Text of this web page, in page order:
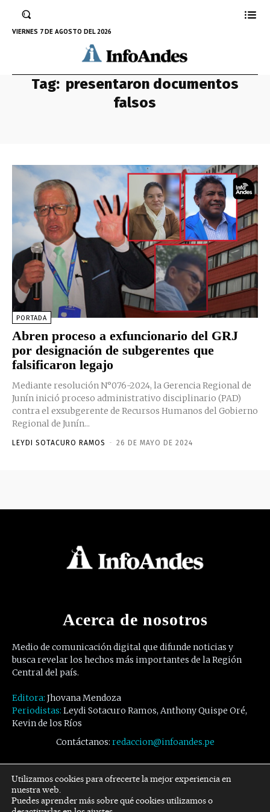
VIERNES 7 DE AGOSTO DEL 2026
Tag: presentaron documentos
falsos
PORTADA
Abren proceso a exfuncionario del GRJ
por designación de subgerentes que
falsificaron legajo
Mediante resolución N°076-2024, la Gerencia Regional de
Junín inició proceso administrativo disciplinario (PAD)
contra el exsubgerente de Recursos Humanos del Gobierno
Regional de Junín...
LEYDI SOTACURO RAMOS - 26 DE MAYO DE 2024
Acerca de nosotros
Medio de comunicación digital que difunde noticias y
busca revelar los hechos más importantes de la Región
Central del país.
Editora: Jhovana Mendoza
Periodistas: Leydi Sotacuro Ramos, Anthony Quispe Oré,
Kevin de los Ríos
Contáctanos: redaccion@infoandes.pe
Síguenos
Facebook Twitter Youtube
Utilizamos cookies para ofrecerte la mejor experiencia en
nuestra web.
Puedes aprender más sobre qué cookies utilizamos o